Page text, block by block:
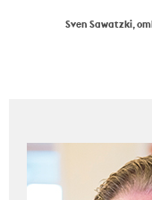
Sven Sawatzki,